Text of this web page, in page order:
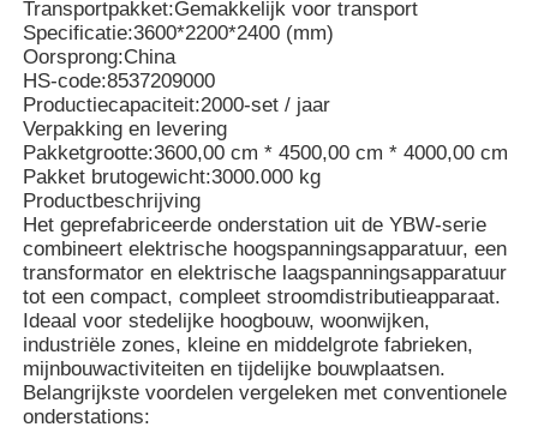
Transportpakket:Gemakkelijk voor transport
Specificatie:3600*2200*2400 (mm)
Oorsprong:China
HS-code:8537209000
Productiecapaciteit:2000-set / jaar
Verpakking en levering
Pakketgrootte:3600,00 cm * 4500,00 cm * 4000,00 cm
Pakket brutogewicht:3000.000 kg
Productbeschrijving
Het geprefabriceerde onderstation uit de YBW-serie
combineert elektrische hoogspanningsapparatuur, een
transformator en elektrische laagspanningsapparatuur
tot een compact, compleet stroomdistributieapparaat.
Ideaal voor stedelijke hoogbouw, woonwijken,
industriële zones, kleine en middelgrote fabrieken,
mijnbouwactiviteiten en tijdelijke bouwplaatsen.
Belangrijkste voordelen vergeleken met conventionele
onderstations: